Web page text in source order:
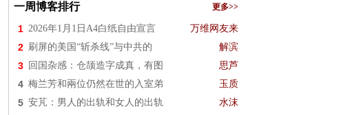
一周博客排行 更多>>
1 2026年1月1日A4白纸自由宣言 万维网友来
2 刷屏的美国“斩杀线”与中共的 解滨
3 回国杂感：仓颉造字成真，有图 思芦
4 梅兰芳和兩位仍然在世的入室弟 玉质
5 安芃：男人的出轨和女人的出轨 水沫